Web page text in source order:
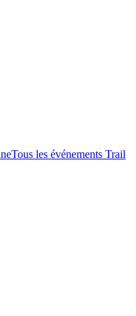
Tous les événements Trail